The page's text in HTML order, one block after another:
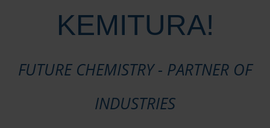
TEKNISK ISOLERING
VA OG VVS
KEMITURA!
FUTURE CHEMISTRY - PARTNER OF
INDUSTRIES